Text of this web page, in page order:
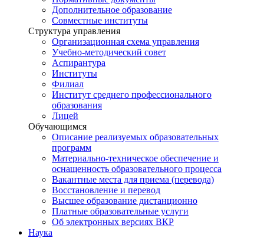
Дополнительное образование
Совместные институты
Структура управления
Организационная схема управления
Учебно-методический совет
Аспирантура
Институты
Филиал
Институт среднего профессионального
образования
Лицей
Обучающимся
Описание реализуемых образовательных
программ
Материально-техническое обеспечение и
оснащенность образовательного процесса
Вакантные места для приема (перевода)
Восстановление и перевод
Высшее образование дистанционно
Платные образовательные услуги
Об электронных версиях ВКР
Наука